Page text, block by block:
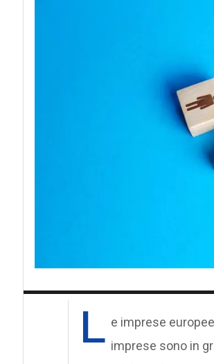
L e imprese
imprese sono in